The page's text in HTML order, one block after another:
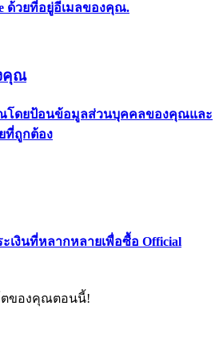
ด้วยที่อยู่อีเมลของคุณ.
คุณ
โดยป้อนข้อมูลส่วนบุคคลของคุณและ
ที่ถูกต้อง
เงินที่หลากหลายเพื่อซื้อ Official
ตของคุณตอนนี้!